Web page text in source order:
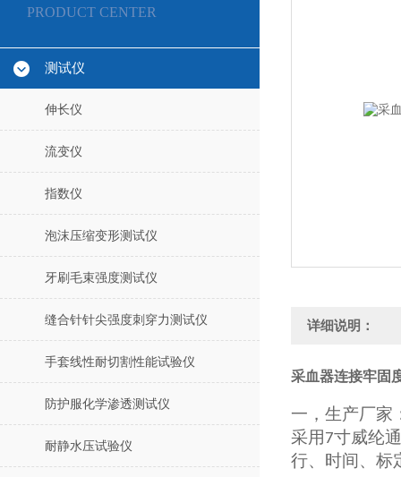
PRODUCT CENTER
测试仪
伸长仪
流变仪
指数仪
泡沫压缩变形测试仪
牙刷毛束强度测试仪
缝合针针尖强度刺穿力测试仪
手套线性耐切割性能试验仪
防护服化学渗透测试仪
耐静水压试验仪
详细说明：
采血器连接牢固
一， 生产厂家
采用 7寸威纶通
行、时间、标